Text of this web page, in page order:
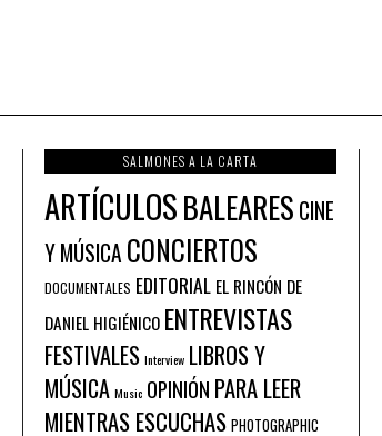
SALMONES A LA CARTA
ARTÍCULOSBALEARES CINE
Y MÚSICA CONCIERTOS
DOCUMENTALES EDITORIAL EL RINCÓN DE
DANIEL HIGIÉNICO ENTREVISTAS
FESTIVALES Interview LIBROS Y
MÚSICA Music OPINIÓN PARA LEER
MIENTRAS ESCUCHAS PHOTOGRAPHIC